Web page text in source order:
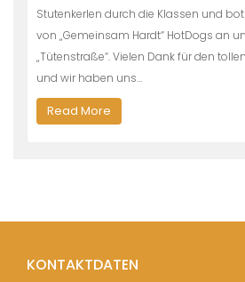
Stutenkerlen durch die Klassen und
von „Gemeinsam Hardt“ HotDogs an
„Tütenstraße“. Vielen Dank für den
und wir haben uns…
Read More
KONTAKTDATEN